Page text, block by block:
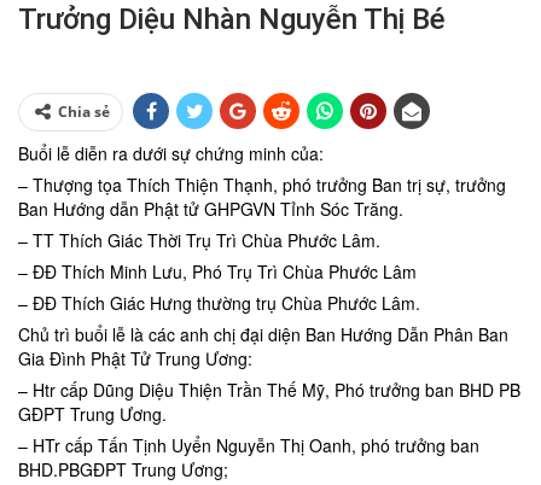
Trưởng Diệu Nhàn Nguyễn Thị Bé
Chia sẻ
Buổi lễ diễn ra dưới sự chứng minh của:
– Thượng tọa Thích Thiện Thạnh, phó trưởng Ban trị sự, trưởng
Ban Hướng dẫn Phật tử GHPGVN Tỉnh Sóc Trăng.
– TT Thích Giác Thời Trụ Trì Chùa Phước Lâm.
– ĐĐ Thích Minh Lưu, Phó Trụ Trì Chùa Phước Lâm
– ĐĐ Thích Giác Hưng thường trụ Chùa Phước Lâm.
Chủ trì buổi lễ là các anh chị đại diện Ban Hướng Dẫn Phân Ban
Gia Đình Phật Tử Trung Ương:
– Htr cấp Dũng Diệu Thiện Trần Thế Mỹ, Phó trưởng ban BHD PB
GĐPT Trung Ương.
– HTr cấp Tấn Tịnh Uyển Nguyễn Thị Oanh, phó trưởng ban
BHD.PBGĐPT Trung Ương;